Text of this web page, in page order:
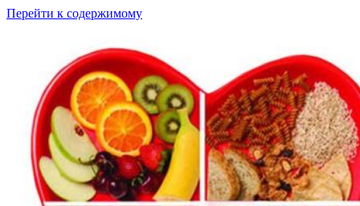
Перейти к содержимому